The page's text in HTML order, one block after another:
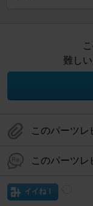
難し
このパーツレ
このパーツレ
イイね！